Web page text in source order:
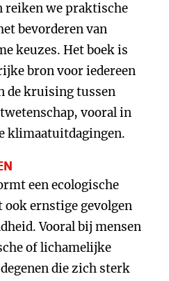
reiken we praktische
bevorderen van
keuzes. Het boek is
bron voor iedereen
de kruising tussen
vooral in
klimaatuitdagingen.
een ecologische
ernstige gevolgen
Vooral bij mensen
of lichamelijke
die zich sterk